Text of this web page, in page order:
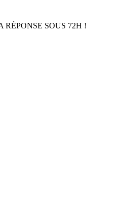
RÉPONSE SOUS 72H !